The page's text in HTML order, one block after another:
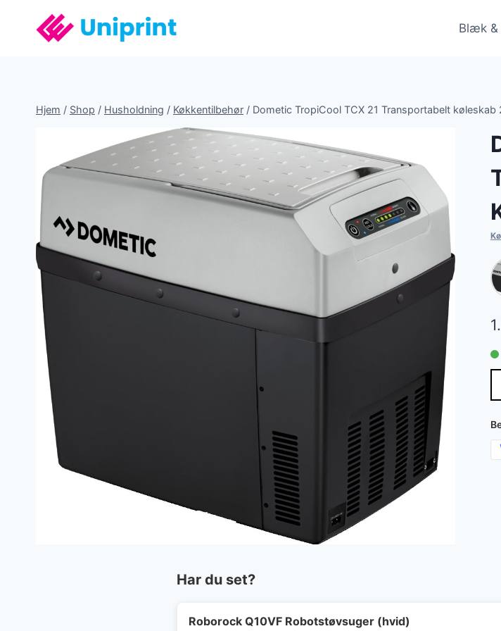
Blæk &
Hjem / Shop / Husholdning / Køkkentilbehør / Dometic TropiCool TCX 21 Transportabelt køleskab
Har du set?
Roborock Q10VF Robotstøvsuger (hvid)